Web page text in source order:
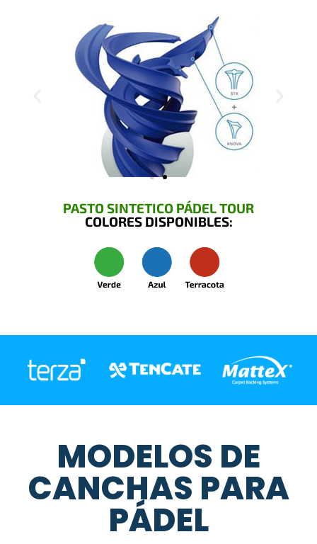
PASTO SINTETICO PÁDEL TOUR
COLORES DISPONIBLES:
MODELOS DE
CANCHAS PARA
PÁDEL